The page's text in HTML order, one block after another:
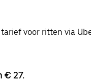
voor ritten via
€ 27.